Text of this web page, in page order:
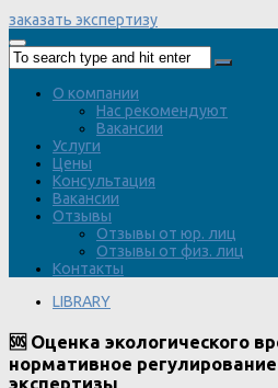
заказать экспертизу
О компании
Нас рекомендуют
Вакансии
Услуги
Цены
Консультация
Вакансии
Отзывы
Отзывы от юр. лиц
Отзывы от физ. лиц
Контакты
LIBRARY
🆘 Оценка экологического
нормативное